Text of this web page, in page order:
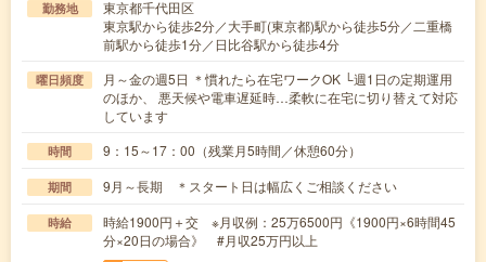
勤務地
東京都千代田区
東京駅から徒歩2分／大手町(東京都)駅から徒歩5分／二重橋
前駅から徒歩1分／日比谷駅から徒歩4分
曜日頻度
月～金の週5日 ＊慣れたら在宅ワークOK └週1日の定期運用
のほか、 悪天候や電車遅延時…柔軟に在宅に切り替えて対応
しています
時間 9：15～17：00（残業月5時間／休憩60分）
期間 9月～長期 ＊スタート日は幅広くご相談ください
時給
時給1900円＋交 ※月収例：25万6500円《1900円×6時間45
分×20日の場合》 #月収25万円以上